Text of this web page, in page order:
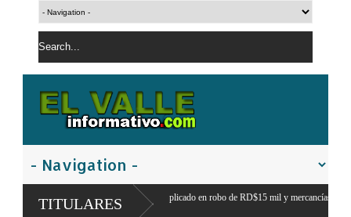
TITULARES
segundo implicado en robo de RD$15 mil y mercancías de una vivienda en